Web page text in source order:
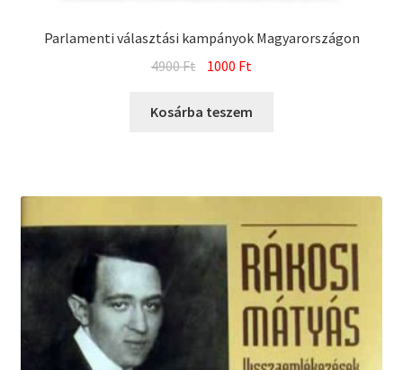
Parlamenti választási kampányok Magyarországon
4900Ft Original
was:
1000 Ft
is:
Kosárba teszem